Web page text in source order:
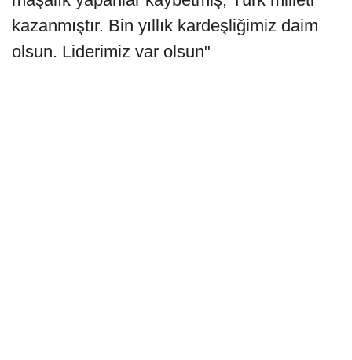
kazanmıştır. Bin yıllık kardeşliğimiz daim
olsun. Liderimiz var olsun"